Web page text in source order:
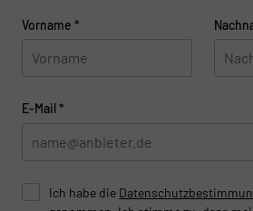
Vorname *
E-Mail*
Ich habe die